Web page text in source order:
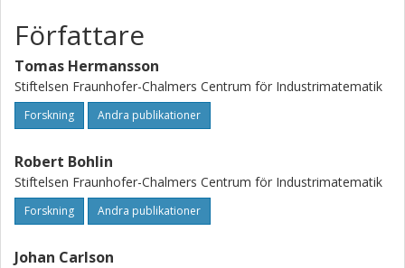
successfully applied to an industrial test case.
Författare
Tomas Hermansson
Stiftelsen Fraunhofer-Chalmers Centrum för Industrimatematik
Forskning Andra publikationer
Robert Bohlin
Stiftelsen Fraunhofer-Chalmers Centrum för Industrimatematik
Forskning Andra publikationer
Johan Carlson